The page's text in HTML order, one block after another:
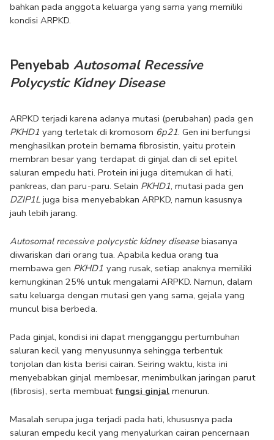
bahkan pada anggota keluarga yang sama yang memiliki
kondisi ARPKD.
Penyebab Autosomal Recessive
Polycystic Kidney Disease
PKHD1 yang terletak di kromosom 6p21. Gen ini berfungsi
menghasilkan protein bernama fibrosistin, yaitu protein
membran besar yang terdapat di ginjal dan di sel epitel
saluran empedu hati. Protein ini juga ditemukan di hati,
pankreas, dan paru-paru. Selain PKHD1
DZIP1L juga bisa menyebabkan ARPKD, namun kasusnya
jauh lebih jarang.
Autosomal recessive polycystic kidney disease biasanya
diwariskan dari orang tua. Apabila kedua orang tua
membawa gen PKHD1 yang rusak, setiap anaknya memiliki
kemungkinan 25% untuk mengalami ARPKD. Namun, dalam
satu keluarga dengan mutasi gen yang sama, gejala yang
muncul bisa berbeda.
Pada ginjal, kondisi ini dapat mengganggu pertumbuhan
saluran kecil yang menyusunnya sehingga terbentuk
tonjolan dan kista berisi cairan. Seiring waktu, kista ini
menyebabkan ginjal membesar, menimbulkan jaringan parut
(fibrosis), serta membuat fungsi ginjal menurun.
Masalah serupa juga terjadi pada hati, khususnya pada
saluran empedu kecil yang menyalurkan cairan pencernaan